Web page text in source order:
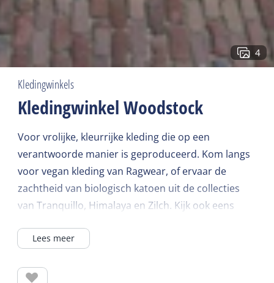
4
Kledingwinkels
Kledingwinkel Woodstock
Voor vrolijke, kleurrijke kleding die op een
verantwoorde manier is geproduceerd. Kom langs
voor vegan kleding van Ragwear, of ervaar de
zachtheid van biologisch katoen uit de collecties
van Tranquillo, Himalaya en Zilch. Kijk ook eens
Funky Flavours, gemaakt van natuurlijke materialen
biologische zeepjes en geurtjes, cadeautjes en
Lees meer